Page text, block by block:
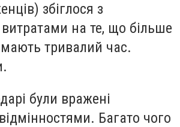
збіглося з
на те, що більше
тривалий час.
були вражені
Багато чого